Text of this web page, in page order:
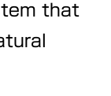
that